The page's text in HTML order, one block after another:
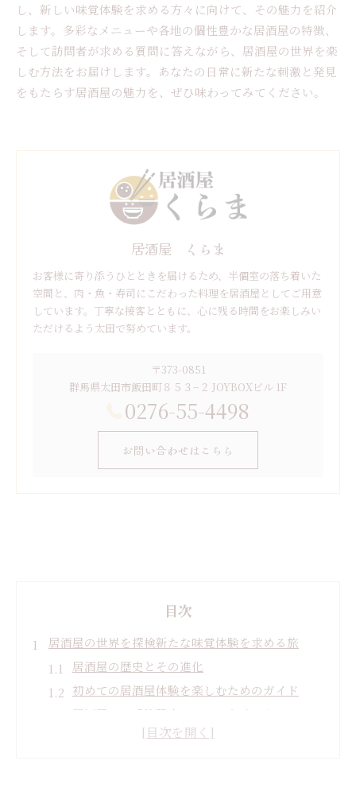
し、新しい味覚体験を求める方々に向けて、その魅力を紹介
します。多彩なメニューや各地の個性豊かな居酒屋の特徴、
そして訪問者が求める質問に答えながら、居酒屋の世界を楽
しむ方法をお届けします。あなたの日常に新たな刺激と発見
をもたらす居酒屋の魅力を、ぜひ味わってみてください。
居酒屋 くらま
お客様に寄り添うひとときを届けるため、半個室の落ち着いた
空間と、肉・魚・寿司にこだわった料理を居酒屋としてご用意
しています。丁寧な接客とともに、心に残る時間をお楽しみい
ただけるよう太田で努めています。
〒373-0851
群馬県太田市飯田町８５３−２ JOYBOXビル 1F
0276-55-4498
お問い合わせはこちら
目次
居酒屋の世界を探検新たな味覚体験を求める旅
居酒屋の歴史とその進化
初めての居酒屋体験を楽しむためのガイド
居酒屋での季節限定メニューを味わう
海外の居酒屋と日本の居酒屋の違い